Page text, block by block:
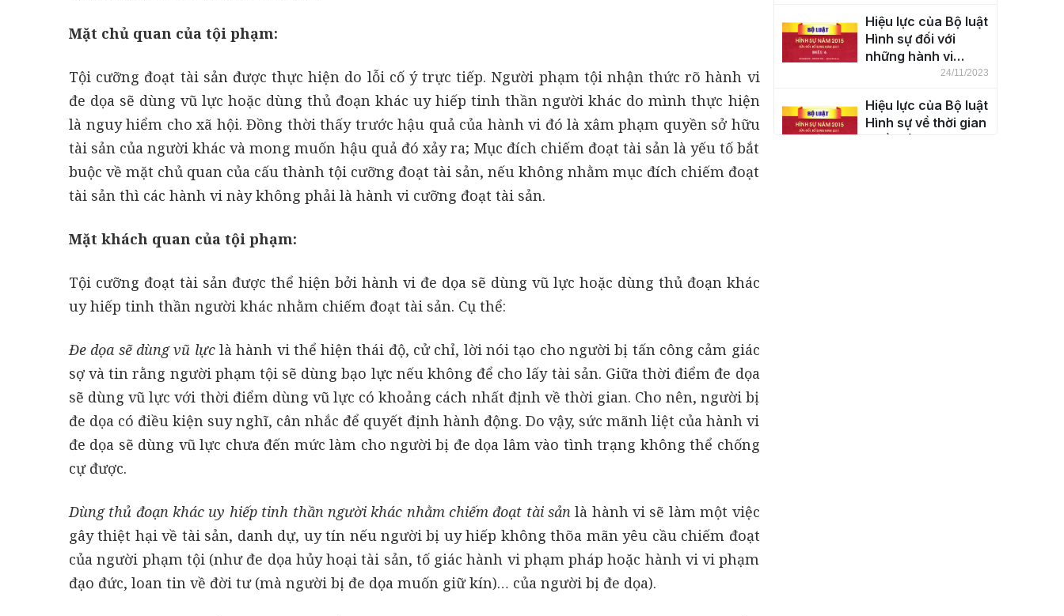
Mặt chủ quan của tội phạm:
Tội cưỡng đoạt tài sản được thực hiện do lỗi cố ý trực tiếp. Người phạm tội nhận thức rõ hành vi
đe dọa sẽ dùng vũ lực hoặc dùng thủ đoạn khác uy hiếp tinh thần người khác do mình thực hiện
là nguy hiểm cho xã hội. Đồng thời thấy trước hậu quả của hành vi đó là xâm phạm quyền sở hữu
tài sản của người khác và mong muốn hậu quả đó xảy ra; Mục đích chiếm đoạt tài sản là yếu tố bắt
buộc về mặt chủ quan của cấu thành tội cưỡng đoạt tài sản, nếu không nhằm mục đích chiếm đoạt
tài sản thì các hành vi này không phải là hành vi cưỡng đoạt tài sản.
Mặt khách quan của tội phạm:
Tội cưỡng đoạt tài sản được thể hiện bởi hành vi đe dọa sẽ dùng vũ lực hoặc dùng thủ đoạn khác
uy hiếp tinh thần người khác nhằm chiếm đoạt tài sản. Cụ thể:
Đe dọa sẽ dùng vũ lựclà hành vi thể hiện thái độ, cử chỉ, lời nói tạo cho người bị tấn công cảm giác
sợ và tin rằng người phạm tội sẽ dùng bạo lực nếu không để cho lấy tài sản. Giữa thời điểm đe dọa
sẽ dùng vũ lực với thời điểm dùng vũ lực có khoảng cách nhất định về thời gian. Cho nên, người bị
đe dọa có điều kiện suy nghĩ, cân nhắc để quyết định hành động. Do vậy, sức mãnh liệt của hành vi
đe dọa sẽ dùng vũ lực chưa đến mức làm cho người bị đe dọa lâm vào tình trạng không thể chống
cự được.
Dùng thủ đoạn khác uy hiếp tinh thần người khác nhằm chiếm đoạt tài sản là hành vi sẽ làm một việc
gây thiệt hại về tài sản, danh dự, uy tín nếu người bị uy hiếp không thõa mãn yêu cầu chiếm đoạt
của người phạm tội (như đe dọa hủy hoại tài sản, tố giác hành vi phạm pháp hoặc hành vi vi phạm
đạo đức, loan tin về đời tư (mà người bị đe dọa muốn giữ kín)… của người bị đe dọa).
xã hội chủ nghĩa
Việt Nam (Điều 5)
Hiệu lực của Bộ luật
Hình sự đối với
những hành vi
phạm tội ở ngoài
hòa xã hội chủ
nghĩa Việt Nam
24/11/2023
Hiệu lực của Bộ luật
Hình sự về thời gian
(Điều 7)